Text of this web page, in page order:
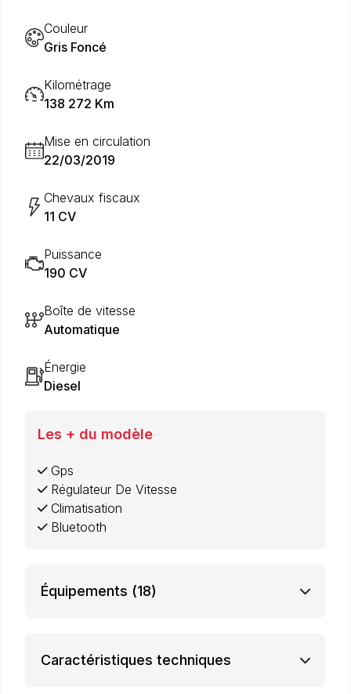
Couleur
Gris Foncé
Kilométrage
138 272 Km
Mise en circulation
22/03/2019
Chevaux fiscaux
11 CV
Puissance
190 CV
Boîte de vitesse
Automatique
Énergie
Diesel
Les + du modèle
Gps
Régulateur De Vitesse
Climatisation
Bluetooth
Équipements (18)
Caractéristiques techniques